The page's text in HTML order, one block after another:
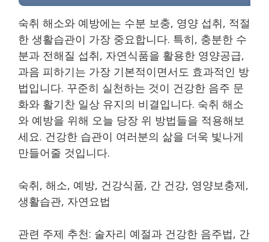
숙취 해소와 예방에는 수분 보충, 영양 섭취, 적절
한 생활습관이 가장 중요합니다. 특히, 충분한 수
분과 전해질 섭취, 자연식품을 활용한 영양공급,
과음 피하기는 가장 기본적이면서도 효과적인 방
법입니다. 꾸준히 실천하는 것이 건강한 음주 문
화와 활기찬 일상 유지의 비결입니다. 숙취 해소
와 예방을 위해 오늘 당장 위 방법들을 적용해보
세요. 건강한 습관이 여러분의 삶을 더욱 빛나게
만들어줄 것입니다.
숙취, 해소, 예방, 건강식품, 간 건강, 영양보충제,
생활습관, 자연요법
관련 주제 추천: 술자리 예절과 건강한 음주법, 간